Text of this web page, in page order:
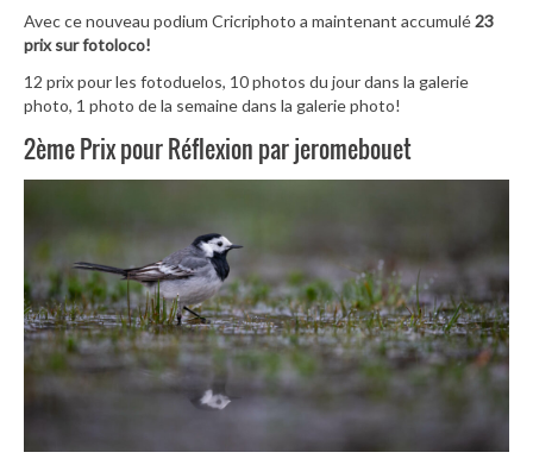
Avec ce nouveau podium Cricriphoto a maintenant accumulé23
prix sur fotoloco!
12 prix pour les fotoduelos, 10 photos du jour dans la galerie
photo, 1 photo de la semaine dans la galerie photo!
2ème Prix pour Réflexion par jeromebouet